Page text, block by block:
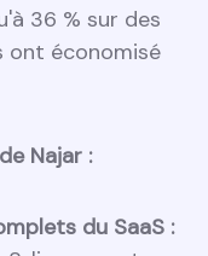
36 % sur des
ont économisé
Najar :
du SaaS :